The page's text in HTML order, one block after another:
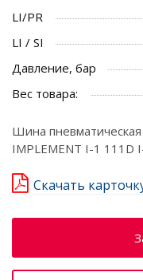
LI/PR
LI / SI
Давление, бар
Вес товара:
Шина
IMPLEMENT I-1 111D
Скачать